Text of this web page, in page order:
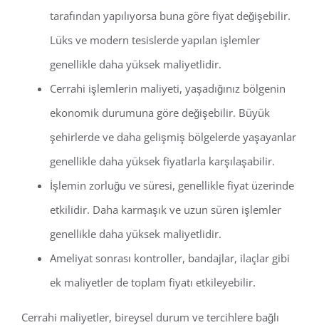
tarafından yapılıyorsa buna göre fiyat değişebilir.
Lüks ve modern tesislerde yapılan işlemler
genellikle daha yüksek maliyetlidir.
Cerrahi işlemlerin maliyeti, yaşadığınız bölgenin
ekonomik durumuna göre değişebilir. Büyük
şehirlerde ve daha gelişmiş bölgelerde yaşayanlar
genellikle daha yüksek fiyatlarla karşılaşabilir.
İşlemin zorluğu ve süresi, genellikle fiyat üzerinde
etkilidir. Daha karmaşık ve uzun süren işlemler
genellikle daha yüksek maliyetlidir.
Ameliyat sonrası kontroller, bandajlar, ilaçlar gibi
ek maliyetler de toplam fiyatı etkileyebilir.
Cerrahi maliyetler, bireysel durum ve tercihlere bağlı